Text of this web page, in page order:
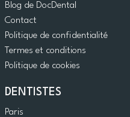
Blog de DocDental
Contact
Politique de confidentialité
Termes et conditions
Politique de cookies
DENTISTES
Paris